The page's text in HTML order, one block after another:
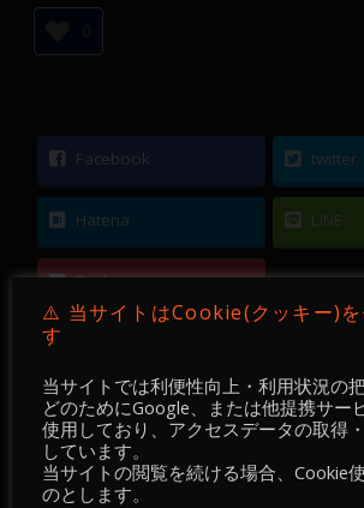
Facebook twitter
Hatena LINE
Pocket
←【 FX 】 GBPJPY ／ 15分足 ／
日 ～ 10日
⚠️ 当サイトはCookie(クッキー)を
す
当サイトでは利便性向上・利用状況の
どのためにGoogle、または他提携サー
使用しており、アクセスデータの取得
しています。
当サイトの閲覧を続ける場合、Cookie
のとします。